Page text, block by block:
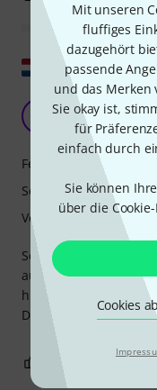
Mit unseren
fluffiges
dazugehört
passende
und das Merken
Sie okay ist,
für
einfach durch
Sie können
über die
Cookies
Original zeigen
Letztendlich
Sehr gutes Mikrofon,
aufwändig/
hinzubekommen. Für
Die
Features
Sound
Verarbeitung